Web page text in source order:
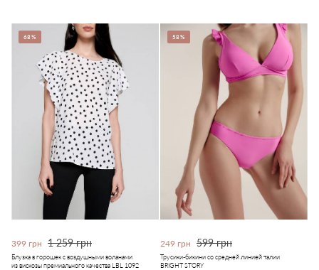
68%
399 грн 1 259 грн
Блузка в горошек с воздушными воланами
из вискозы премиального качества LBL 1092
58%
249 грн 599 грн
Трусики-бикини со средней линией талии
BRIGHT STORY